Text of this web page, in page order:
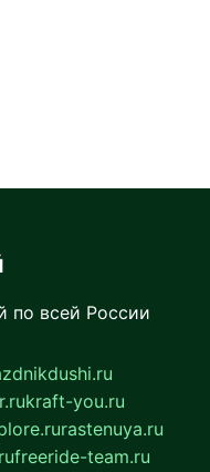
по всей России
kraft-you.ru
rastenuya.ru
freeride-team.ru